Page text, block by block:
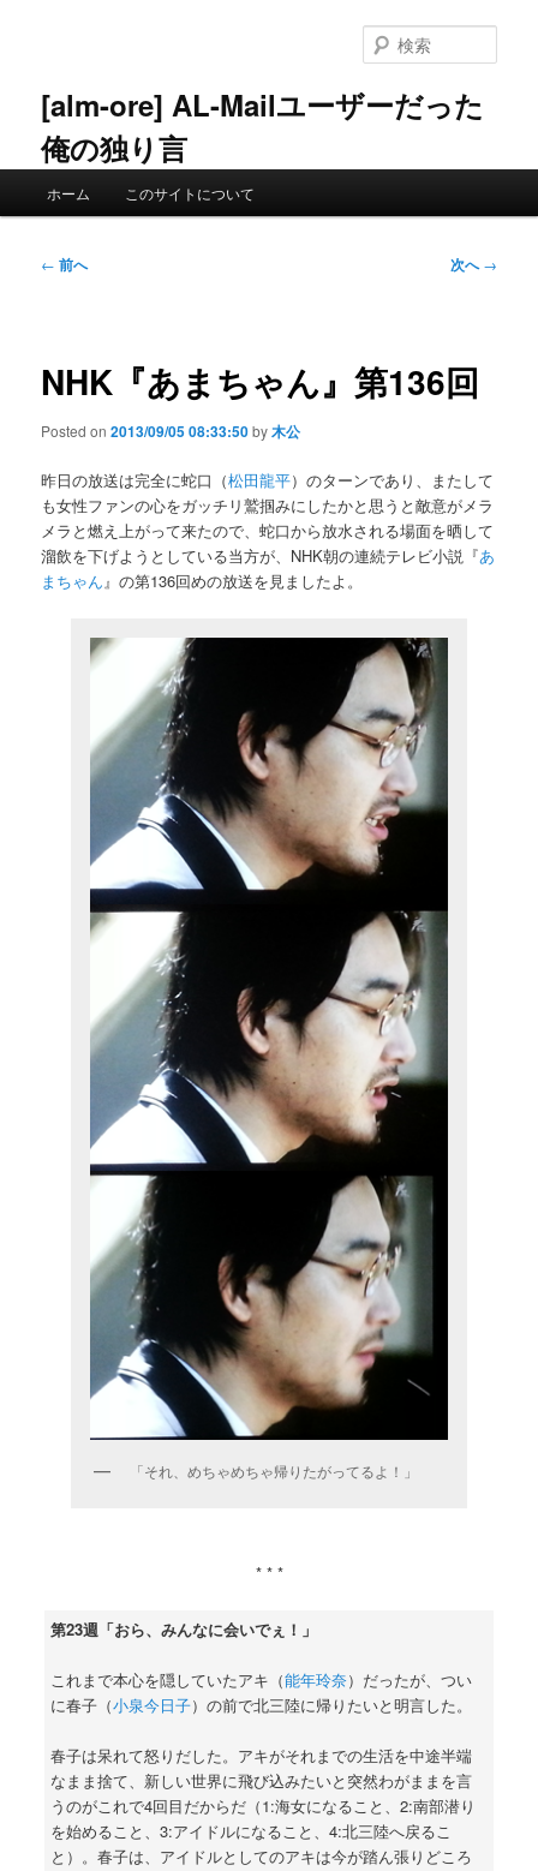
ン
へ
[alm-ore] AL-Mailユーザーだった
俺の独り言
索
ホーム このサイトについて
投
ー
ョ
← 前へ 次へ→
NHK『あまちゃん』第136回
Posted on2013/09/05 08:33:50by木公
昨日の放送は完全に蛇口（松田龍平）のターンであり、またして
も女性ファンの心をガッチリ鷲掴みにしたかと思うと敵意がメラ
メラと燃え上がって来たので、蛇口から放水される場面を晒して
溜飲を下げようとしている当方が、NHK朝の連続テレビ小説『あ
まちゃん』の第136回めの放送を見ましたよ。
「それ、めちゃめちゃ帰りたがってるよ！」
* * *
第23週「おら、みんなに会いでぇ！」
これまで本心を隠していたアキ（能年玲奈）だったが、つい
に春子（小泉今日子）の前で北三陸に帰りたいと明言した。
春子は呆れて怒りだした。アキがそれまでの生活を中途半端
なまま捨て、新しい世界に飛び込みたいと突然わがままを言
うのがこれで4回目だからだ（1:海女になること、2:南部潜り
を始めること、3:アイドルになること、4:北三陸へ戻るこ
と）。春子は、アイドルとしてのアキは今が踏ん張りどころ